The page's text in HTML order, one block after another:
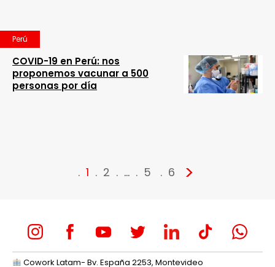
Perú
COVID-19 en Perú: nos
proponemos vacunar a 500
personas por día
1 2 … 5 6 >
Cowork Latam- Bv. España 2253, Montevideo